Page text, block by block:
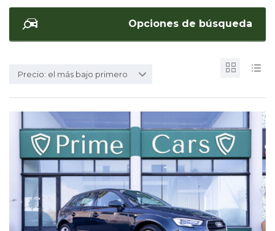
Opciones de búsqueda
Precio: el más bajo primero